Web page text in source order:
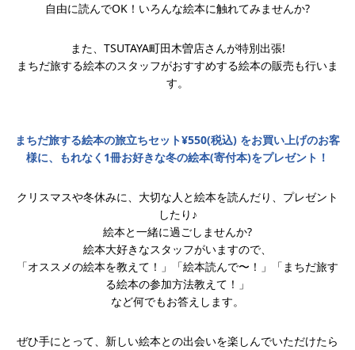
自由に読んでOK！いろんな絵本に触れてみませんか?
また、TSUTAYA町田木曽店さんが特別出張!
まちだ旅する絵本のスタッフがおすすめする絵本の販売も行いま
す。
まちだ旅する絵本の旅立ちセット¥550(税込) をお買い上げのお客
様に、もれなく1冊お好きな冬の絵本(寄付本)をプレゼント！
クリスマスや冬休みに、大切な人と絵本を読んだり、プレゼント
したり♪
絵本と一緒に過ごしませんか?
絵本大好きなスタッフがいますので、
「オススメの絵本を教えて！」「絵本読んで〜！」「まちだ旅す
る絵本の参加方法教えて！」
など何でもお答えします。
ぜひ手にとって、新しい絵本との出会いを楽しんでいただけたら